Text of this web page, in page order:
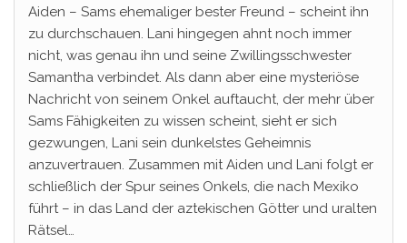
Aiden – Sams ehemaliger bester Freund – scheint ihn
zu durchschauen. Lani hingegen ahnt noch immer
nicht, was genau ihn und seine Zwillingsschwester
Samantha verbindet. Als dann aber eine mysteriöse
Nachricht von seinem Onkel auftaucht, der mehr über
Sams Fähigkeiten zu wissen scheint, sieht er sich
gezwungen, Lani sein dunkelstes Geheimnis
anzuvertrauen. Zusammen mit Aiden und Lani folgt er
schließlich der Spur seines Onkels, die nach Mexiko
führt – in das Land der aztekischen Götter und uralten
Rätsel…